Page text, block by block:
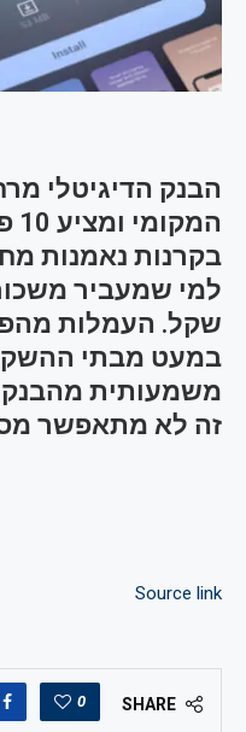
הבנק הדיגיטלי
בקרנות נאמנות
במעט מבתי
משמעותית
זה לא מתאפשר
Source link
SHARE
0